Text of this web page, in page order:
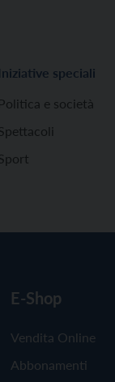
Iniziative speciali
Politica e società
E-Shop
Vendita Online
Abbonamenti